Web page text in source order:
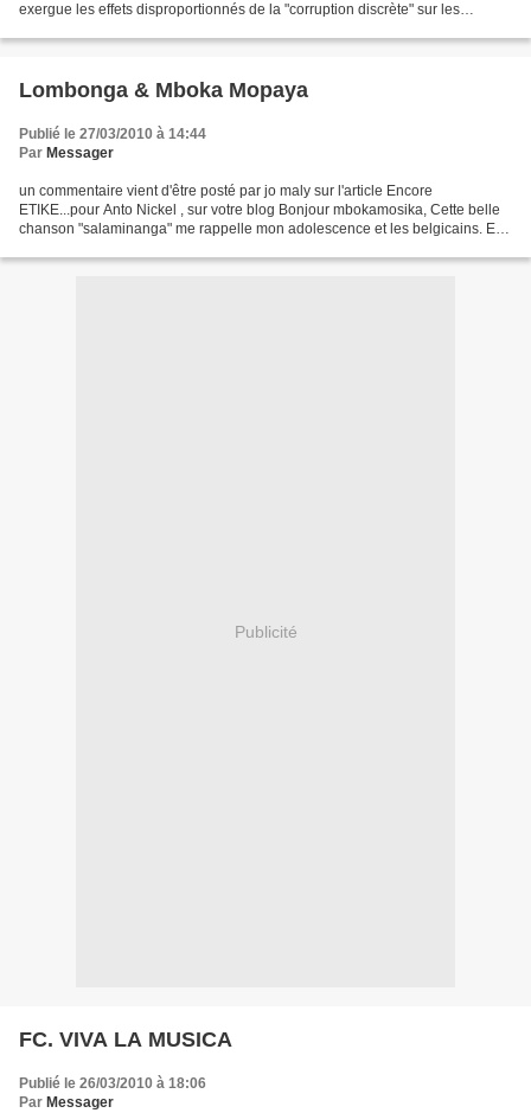
exergue les effets disproportionnés de la "corruption discrète" sur les
Lombonga & Mboka Mopaya
Publié le 27/03/2010 à 14:44
Par Messager
un commentaire vient d'être posté par jo maly sur l'article Encore
ETIKE...pour Anto Nickel , sur votre blog Bonjour mbokamosika, Cette belle
chanson "salaminanga" me rappelle mon adolescence et les belgicains. En
Publicité
FC. VIVA LA MUSICA
Publié le 26/03/2010 à 18:06
Par Messager